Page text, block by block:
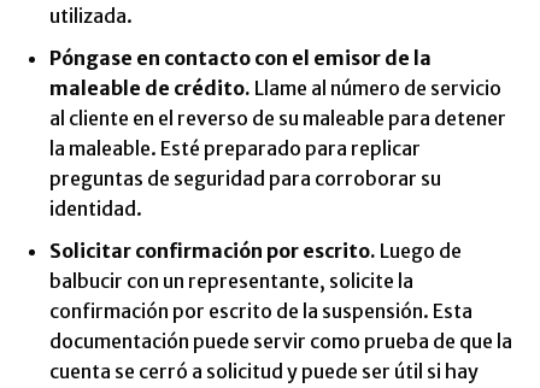
utilizada.
Póngase en contacto con el emisor de la
maleable de crédito. Llame al número de servicio
al cliente en el reverso de su maleable para detener
la maleable. Esté preparado para replicar
preguntas de seguridad para corroborar su
identidad.
Solicitar confirmación por escrito. Luego de
balbucir con un representante, solicite la
confirmación por escrito de la suspensión. Esta
documentación puede servir como prueba de que la
cuenta se cerró a solicitud y puede ser útil si hay